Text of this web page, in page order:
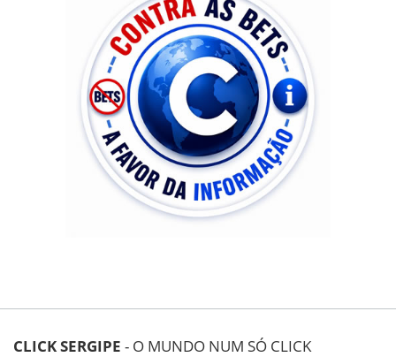
CLICK SERGIPE - O MUNDO NUM SÓ CLICK